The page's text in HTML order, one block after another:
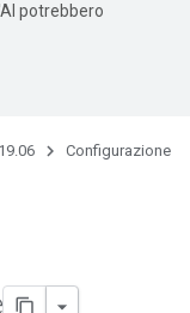
potrebbero
Configurazione